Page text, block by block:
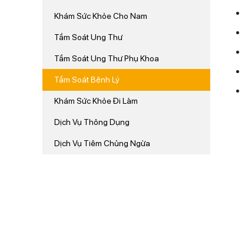
Khám Sức Khỏe Cho Nam
Tầm Soát Ung Thư
Tầm Soát Ung Thư Phụ Khoa
Tầm Soát Bệnh Lý
Khám Sức Khỏe Đi Làm
Dịch Vụ Thông Dụng
Dịch Vụ Tiêm Chủng Ngừa